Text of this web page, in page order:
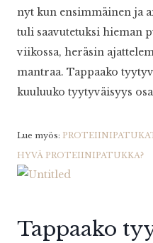
nyt kun ensimmäinen ja
tuli saavutetuksi hieman
viikossa, heräsin
mantraa. Tappaako
kuuluuko tyytyväisyys
Lue myös:
HYVÄ PROTEIINIPATUKKA?
Tappaako